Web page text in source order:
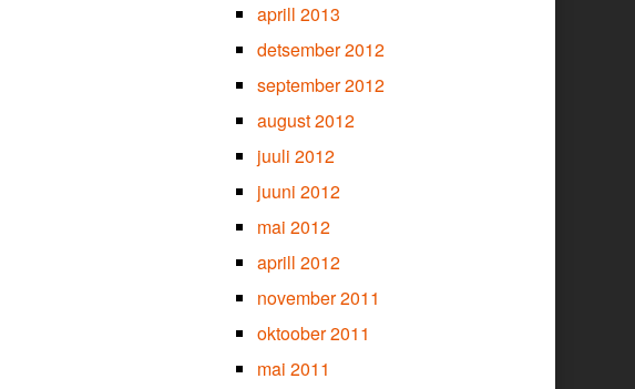
aprill 2013
detsember 2012
september 2012
august 2012
juuli 2012
juuni 2012
mai 2012
aprill 2012
november 2011
oktoober 2011
mai 2011